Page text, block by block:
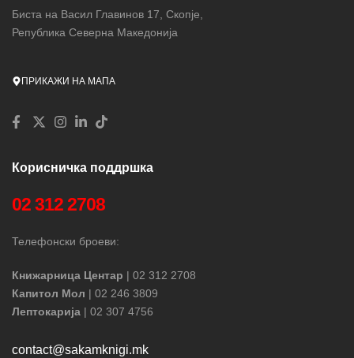
Биста на Васил Главинов 17, Скопје,
Република Северна Македонија
ПРИКАЖИ НА МАПА
Корисничка поддршка
02 312 2708
Телефонски броеви:
Книжарница Центар | 02 312 2708
Капитол Мол | 02 246 3809
Лептокарија | 02 307 4756
contact@sakamknigi.mk